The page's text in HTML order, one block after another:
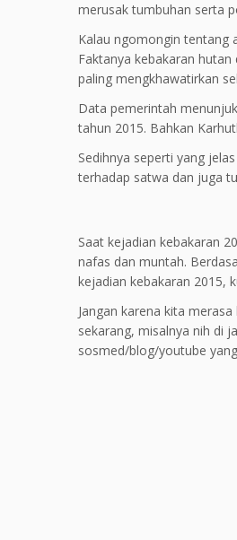
merusak tumbuhan serta
Kalau ngomongin tentang
Faktanya kebakaran
paling mengkhawatirkan
Data pemerintah
tahun 2015. Bahkan
Sedihnya seperti yang
terhadap satwa dan juga
Saat kejadian kebakaran
nafas dan muntah.
kejadian kebakaran 2015,
Jangan karena kita
sekarang, misalnya nih di
sosmed/blog/youtube